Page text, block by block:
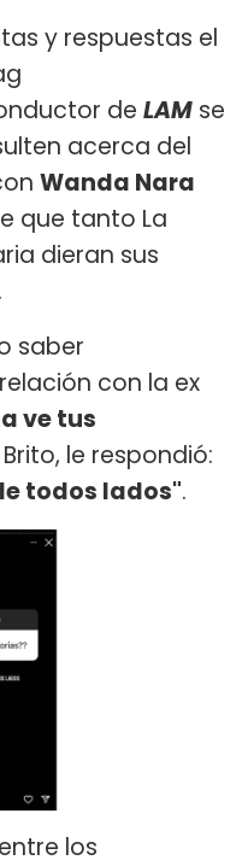
y respuestas el
de LAM se
acerca del
Wanda Nara
que tanto La
dieran sus
saber
con la ex
ve tus
le respondió:
todos lados".
los